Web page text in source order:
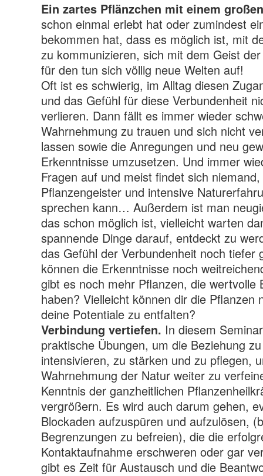
Ein zartes Pflänzchen mit einem
schon einmal erlebt hat oder zumindest
bekommen hat, dass es möglich ist, mit
zu kommunizieren, sich mit dem Geist
für den tun sich völlig neue Welten auf!
Oft ist es schwierig, im Alltag diesen
und das Gefühl für diese Verbundenheit
verlieren. Dann fällt es immer wieder
Wahrnehmung zu trauen und sich nicht
lassen sowie die Anregungen und neu
Erkenntnisse umzusetzen. Und immer
Fragen auf und meist findet sich
Pflanzengeister und intensive
sprechen kann… Außerdem ist man
das schon möglich ist, vielleicht warten
spannende Dinge darauf, entdeckt zu
das Gefühl der Verbundenheit noch tiefer
können die Erkenntnisse noch
gibt es noch mehr Pflanzen, die wertvolle
haben? Vielleicht können dir die Pflanzen
deine Potentiale zu entfalten?
Verbindung vertiefen. In diesem
praktische Übungen, um die Beziehung
intensivieren, zu stärken und zu pflegen,
Wahrnehmung der Natur weiter zu
Kenntnis der ganzheitlichen
vergrößern. Es wird auch darum gehen,
Blockaden aufzuspüren und aufzulösen,
Begrenzungen zu befreien), die die
Kontaktaufnahme erschweren oder gar
gibt es Zeit für Austausch und die